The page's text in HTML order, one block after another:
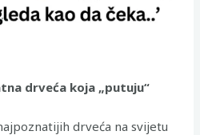
drveća koja „putuju“
drveća na svijetu